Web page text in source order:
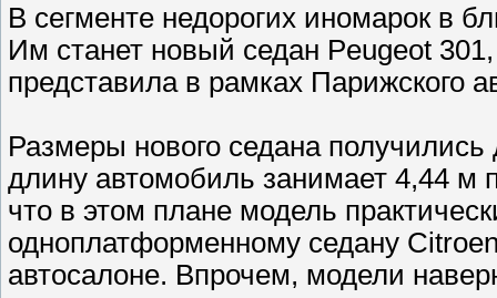
В сегменте недорогих иномарок в
Им станет новый седан Peugeot
представила в рамках Парижского
Размеры нового cедана
длину автомобиль занимает 4,44 м
что в этом плане модель
одноплатформенному седану
автосалоне. Впрочем, модели